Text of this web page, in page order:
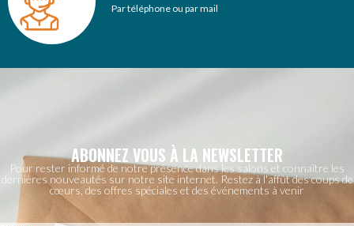
Par téléphone ou par mail
ABONNEZ VOUS À LA NEWSLETTER
Pour rester informé de notre présence dans les salons et connaître les
dernières nouveautés sur notre site internet. Restez à l'affût des coups de
cœurs, des offres spéciales et des événements à venir